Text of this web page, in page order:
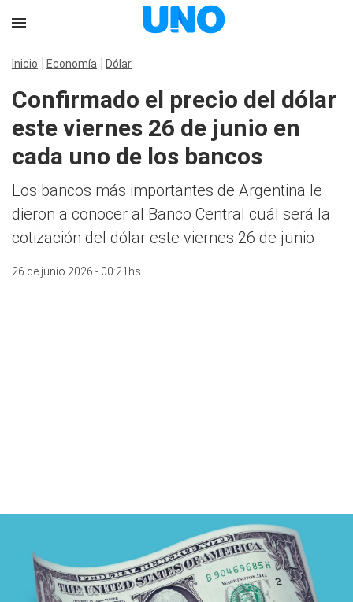
Inicio Economía Dólar
Confirmado el precio del dólar
este viernes 26 de junio en
cada uno de los bancos
Los bancos más importantes de Argentina le
dieron a conocer al Banco Central cuál será la
cotización del dólar este viernes 26 de junio
26 de junio 2026 - 00:21hs